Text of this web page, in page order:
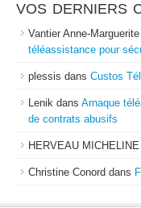
VOS DERNIERS
Vantier Anne-Marguerite
téléassistance pour
plessis dans Custos
Lenik dans Arnaque
de contrats abusifs
HERVEAU MICHELINE
Christine Conord dans